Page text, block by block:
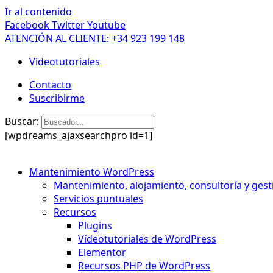
Ir al contenido
FacebookTwitterYoutube
ATENCIÓN AL CLIENTE: +34 923 199 148
Videotutoriales
Contacto
Suscribirme
Buscar:
[wpdreams_ajaxsearchpro id=1]
Mantenimiento WordPress
Mantenimiento, alojamiento, consultoría y
Servicios puntuales
Recursos
Plugins
Vídeotutoriales de WordPress
Elementor
Recursos PHP de WordPress